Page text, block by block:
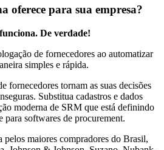
oferece para sua empresa?
De verdade!
de fornecedores ao automatizar
simples e rápida.
fornecedores tornam as suas decisões
Substitua cadastros e dados
moderna de SRM que está definindo
para softwares de procurement.
pelos maiores compradores do Brasil,